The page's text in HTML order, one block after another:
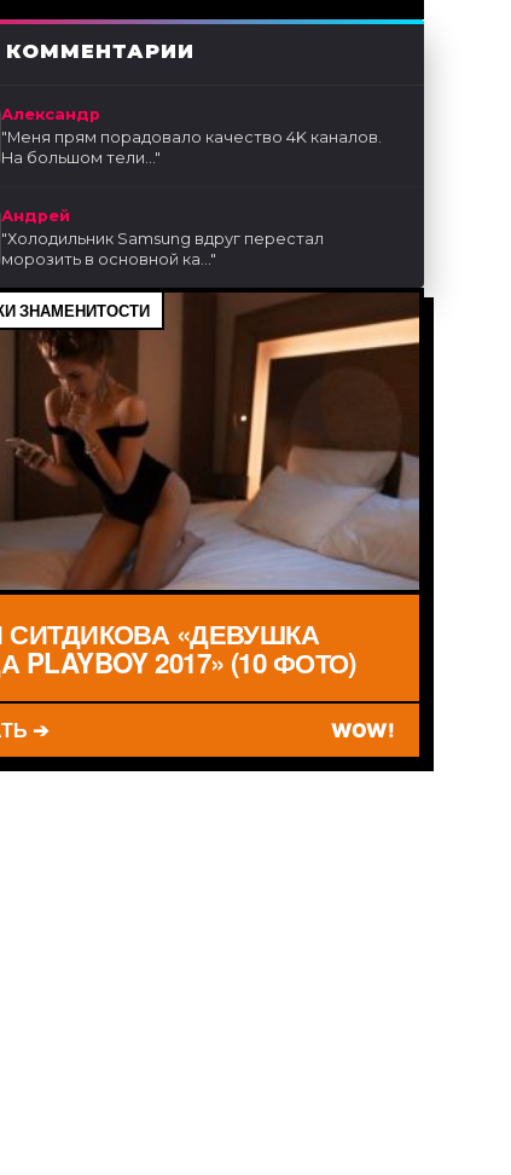
КОММЕНТАРИИ
Александр
"Меня прям порадовало качество 4K каналов.
На большом тели..."
Андрей
"Холодильник Samsung вдруг перестал
морозить в основной ка..."
ЗНАМЕНИТОСТИ
СИТДИКОВА «ДЕВУШКА
PLAYBOY 2017» (10 ФОТО)
➔ WOW!